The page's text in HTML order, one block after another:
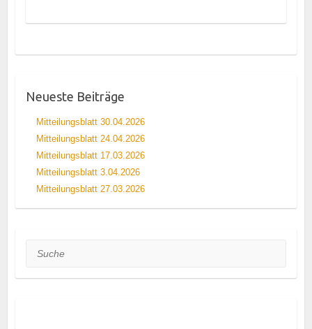
Neueste Beiträge
Mitteilungsblatt 30.04.2026
Mitteilungsblatt 24.04.2026
Mitteilungsblatt 17.03.2026
Mitteilungsblatt 3.04.2026
Mitteilungsblatt 27.03.2026
Suche